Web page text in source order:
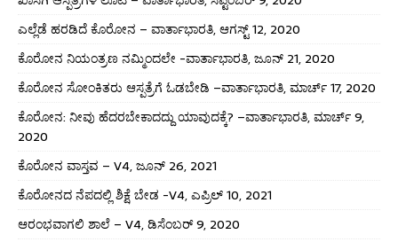
ಎಲ್ಲೆಡೆ ಹರಡಿದೆ ಕೊರೋನ – ವಾರ್ತಾಭಾರತಿ, ಆಗಸ್ಟ್ 12, 2020
ಕೊರೋನ ನಿಯಂತ್ರಣ ನಮ್ಮಿಂದಲೇ -ವಾರ್ತಾಭಾರತಿ, ಜೂನ್ 21, 2020
ಕೊರೋನ ಸೋಂಕಿತರು ಆಸ್ಪತ್ರೆಗೆ ಓಡಬೇಡಿ –ವಾರ್ತಾಭಾರತಿ, ಮಾರ್ಚ್ 17, 2020
ಕೊರೋನ: ನೀವು ಹೆದರಬೇಕಾದದ್ದು ಯಾವುದಕ್ಕೆ? –ವಾರ್ತಾಭಾರತಿ, ಮಾರ್ಚ್ 9,
2020
ಕೊರೋನ ವಾಸ್ತವ – V4, ಜೂನ್ 26, 2021
ಕೊರೋನದ ನೆಪದಲ್ಲಿ ಶಿಕ್ಷೆ ಬೇಡ -V4, ಎಪ್ರಿಲ್ 10, 2021
ಆರಂಭವಾಗಲಿ ಶಾಲೆ – V4, ಡಿಸೆಂಬರ್ 9, 2020